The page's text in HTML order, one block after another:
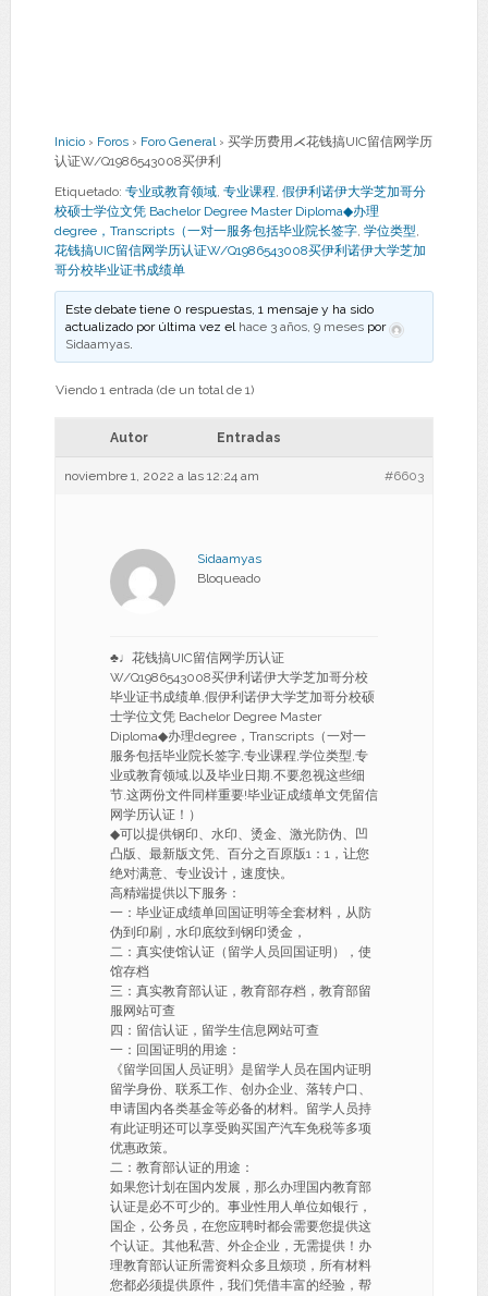
Inicio › Foros › Foro General › 买学历费用⋌花钱搞UIC留信网学历
认证W/Q1986543008买伊利
Etiquetado: 专业或教育领域, 专业课程, 假伊利诺伊大学芝加哥分
校硕士学位文凭 Bachelor Degree Master Diploma◆办理
degree，Transcripts（一对一服务包括毕业院长签字, 学位类型,
花钱搞UIC留信网学历认证W/Q1986543008买伊利诺伊大学芝加
哥分校毕业证书成绩单
Este debate tiene 0 respuestas, 1 mensaje y ha sido
actualizado por última vez el hace 3 años, 9 meses por
Sidaamyas.
Viendo 1 entrada (de un total de 1)
Autor Entradas
noviembre 1, 2022 a las 12:24 am #6603
Sidaamyas
Bloqueado
♣♩花钱搞UIC留信网学历认证
W/Q1986543008买伊利诺伊大学芝加哥分校
毕业证书成绩单,假伊利诺伊大学芝加哥分校硕
士学位文凭 Bachelor Degree Master
Diploma◆办理degree，Transcripts（一对一
服务包括毕业院长签字,专业课程,学位类型,专
业或教育领域,以及毕业日期.不要忽视这些细
节.这两份文件同样重要!毕业证成绩单文凭留信
网学历认证！）
◆可以提供钢印、水印、烫金、激光防伪、凹
凸版、最新版文凭、百分之百原版1：1，让您
绝对满意、专业设计，速度快。
高精端提供以下服务：
一：毕业证成绩单回国证明等全套材料，从防
伪到印刷，水印底纹到钢印烫金，
二：真实使馆认证（留学人员回国证明），使
馆存档
三：真实教育部认证，教育部存档，教育部留
服网站可查
四：留信认证，留学生信息网站可查
一：回国证明的用途：
《留学回国人员证明》是留学人员在国内证明
留学身份、联系工作、创办企业、落转户口、
申请国内各类基金等必备的材料。留学人员持
有此证明还可以享受购买国产汽车免税等多项
优惠政策。
二：教育部认证的用途：
如果您计划在国内发展，那么办理国内教育部
认证是必不可少的。事业性用人单位如银行，
国企，公务员，在您应聘时都会需要您提供这
个认证。其他私营、外企企业，无需提供！办
理教育部认证所需资料众多且烦琐，所有材料
您都必须提供原件，我们凭借丰富的经验，帮